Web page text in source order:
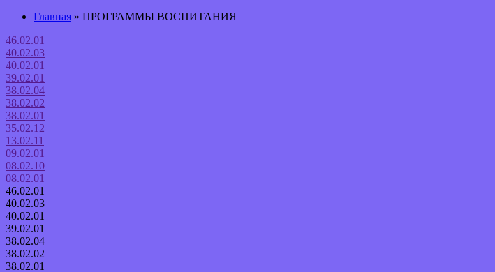
Главная » ПРОГРАММЫ ВОСПИТАНИЯ
46.02.01
40.02.03
40.02.01
39.02.01
38.02.04
38.02.02
38.02.01
35.02.12
13.02.11
09.02.01
08.02.10
08.02.01
46.02.01
40.02.03
40.02.01
39.02.01
38.02.04
38.02.02
38.02.01